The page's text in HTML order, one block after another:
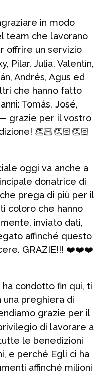
in modo
team che lavorano
offrire un servizio
Pilar, Julia, Valentín,
Andrés, Agus ed
che hanno fatto
Tomás, José,
grazie per il vostro
👏🏻👏🏻👏🏻
oggi va anche a
donatrice di
prega di più per il
coloro che hanno
inviato dati,
affinché questo
GRAZIE!!! ❤️❤️❤️
condotto fin qui, ti
una preghiera di
grazie per il
di lavorare a
le benedizioni
e perché Egli ci ha
affinché milioni